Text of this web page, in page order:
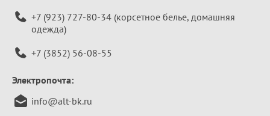
+7 (923) 727-80-34 (корсетное белье, домашняя
одежда)
+7 (3852) 56-08-55
Электропочта:
info@alt-bk.ru